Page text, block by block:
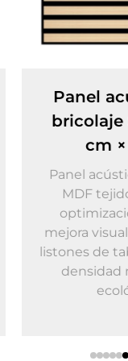
para
60
modular de
armar:
acústica y
con
de fibra de
(MDF)